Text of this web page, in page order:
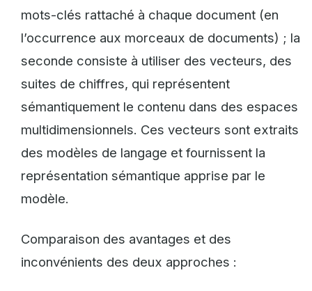
mots-clés rattaché à chaque document (en
l’occurrence aux morceaux de documents) ; la
seconde consiste à utiliser des vecteurs, des
suites de chiffres, qui représentent
sémantiquement le contenu dans des espaces
multidimensionnels. Ces vecteurs sont extraits
des modèles de langage et fournissent la
représentation sémantique apprise par le
modèle.
Comparaison des avantages et des
inconvénients des deux approches :